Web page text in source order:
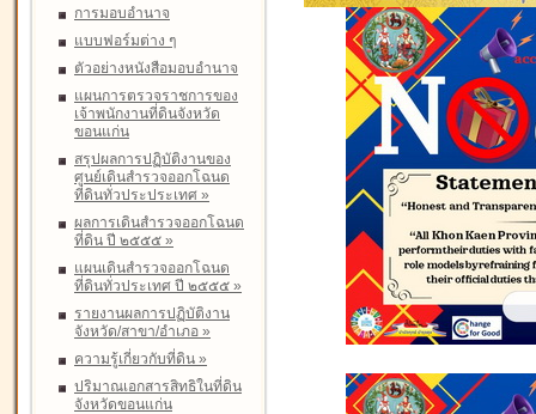
การมอบอำนาจ
แบบฟอร์มต่าง ๆ
ตัวอย่างหนังสือมอบอำนาจ
แผนการตรวจราชการของ
เจ้าพนักงานที่ดินจังหวัด
ขอนแก่น
สรุปผลการปฏิบัติงานของ
ศูนย์เดินสำรวจออกโฉนด
ที่ดินทั่วประประเทศ »
ผลการเดินสำรวจออกโฉนด
ที่ดิน ปี ๒๕๕๕ »
แผนเดินสำรวจออกโฉนด
ที่ดินทั่วประเทศ ปี ๒๕๕๕ »
รายงานผลการปฏิบัติงาน
จังหวัด/สาขา/อำเภอ »
ความรู้เกี่ยวกับที่ดิน »
ปริมาณเอกสารสิทธิในที่ดิน
จังหวัดขอนแก่น